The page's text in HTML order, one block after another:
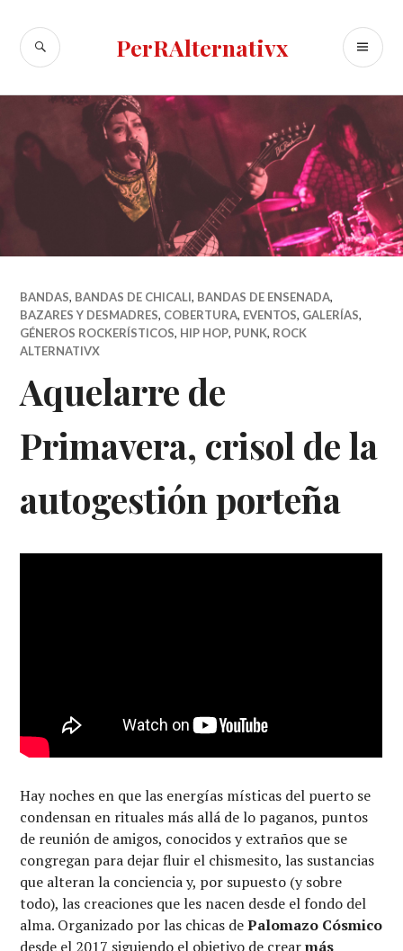
content
PerRAlternativx
SEARCH
BANDAS, BANDAS DE CHICALI, BANDAS DE ENSENADA,
BAZARES Y DESMADRES, COBERTURA, EVENTOS, GALERÍAS,
GÉNEROS ROCKERÍSTICOS, HIP HOP, PUNK, ROCK
ALTERNATIVX
Aquelarre de
Primavera, crisol de la
autogestión porteña
Hay noches en que las energías místicas del puerto se
condensan en rituales más allá de lo paganos, puntos
de reunión de amigos, conocidos y extraños que se
congregan para dejar fluir el chismesito, las sustancias
que alteran la conciencia y, por supuesto (y sobre
todo), las creaciones que les nacen desde el fondo del
alma. Organizado por las chicas dePalomazo Cósmico
desde el 2017 siguiendo el objetivo de crearmás